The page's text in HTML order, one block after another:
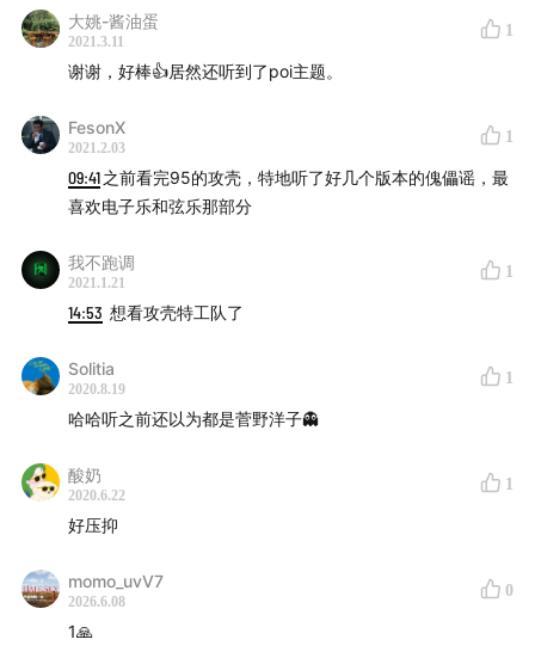
大姚-酱油蛋
2021.3.11
1
谢谢，好棒👍居然还听到了poi主题。
FesonX
2021.2.03
1
09:41之前看完95的攻壳，特地听了好几个版本的傀儡谣，最
喜欢电子乐和弦乐那部分
我不跑调
2021.1.21
1
14:53 想看攻壳特工队了
Solitia
2020.8.19
1
哈哈听之前还以为都是菅野洋子👻
酸奶
2020.6.22
1
好压抑
momo_uvV7
2026.6.08
0
1🙏